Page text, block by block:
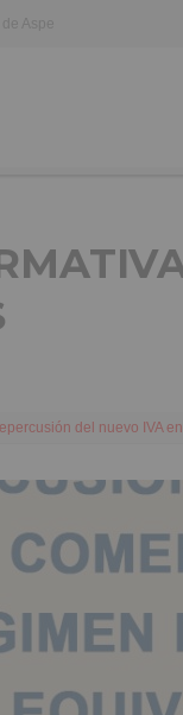
del nuevo IVA